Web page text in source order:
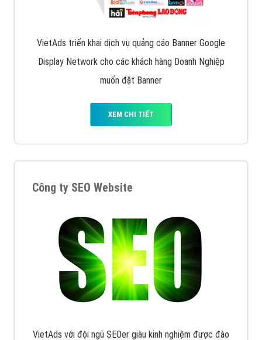
VietAds triển khai dịch vụ quảng cáo Banner Google
Display Network cho các khách hàng Doanh Nghiệp
muốn đặt Banner
XEM CHI TIẾT
Công ty SEO Website
VietAds với đội ngũ SEOer giàu kinh nghiệm được đào